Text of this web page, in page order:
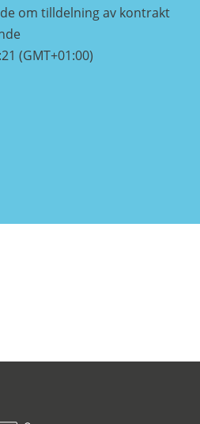
om tilldelning av kontrakt
(GMT+01:00)